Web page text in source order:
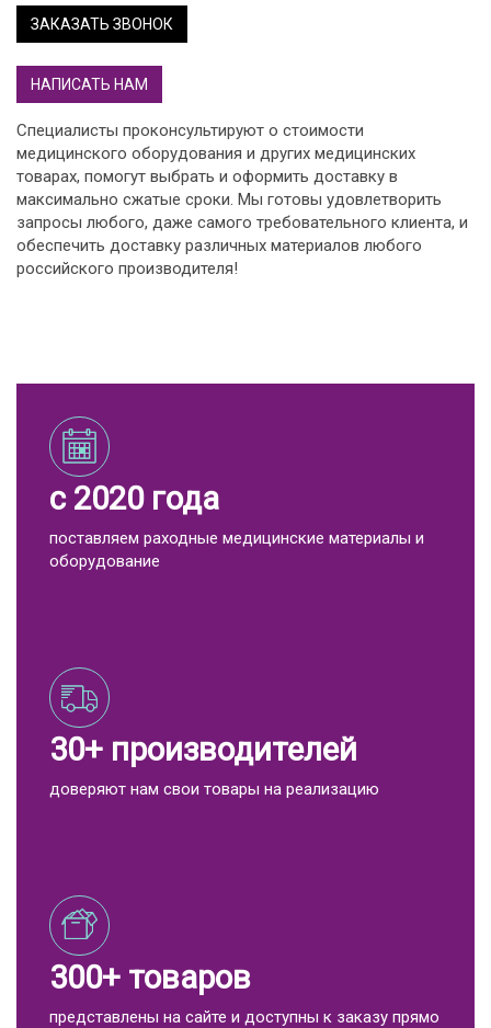
ЗАКАЗАТЬ ЗВОНОК
НАПИСАТЬ НАМ
Специалисты проконсультируют о стоимости
медицинского оборудования и других медицинских
товарах, помогут выбрать и оформить доставку в
максимально сжатые сроки. Мы готовы удовлетворить
запросы любого, даже самого требовательного клиента, и
обеспечить доставку различных материалов любого
российского производителя!
с 2020 года
поставляем раходные медицинские материалы и
оборудование
30+ производителей
доверяют нам свои товары на реализацию
300+ товаров
представлены на сайте и доступны к заказу прямо